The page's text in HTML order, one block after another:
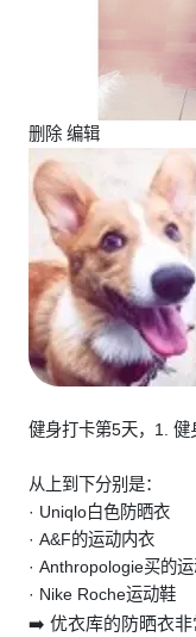
删除 编辑
健身打卡第5天，1. 健
从上到下分别是：
· Uniqlo白色防晒衣
· A&F的运动内衣
· Anthropologie买的
· Nike Roche运动鞋
➡️ 优衣库的防晒衣非